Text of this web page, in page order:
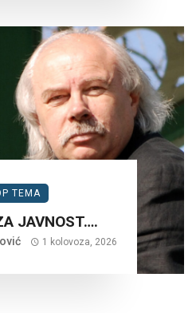
TEMA
JAVNOST….
1 kolovoza, 2026